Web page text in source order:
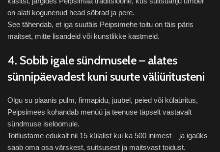
on alati kogunenud head sõbrad ja pere.
See tähendab, et iga suutäis Peipsimehe toitu on täis päris
maitset, mitte lisandeid või kunstlikke kastmeid.
4. Sobib igale sündmusele – alates
sünnipäevadest kuni suurte väliüritusteni
Olgu su plaanis pulm, firmapidu, juubel, peied või külaüritus,
Peipsimees kohandab menüü ja teenuse täpselt vastavalt
sündmuse iseloomule.
Toitlustame edukalt nii 15 külalist kui ka 500 inimest – ja igaüks
saab oma osa värskest, suitsusest ja maitsvast toidust.